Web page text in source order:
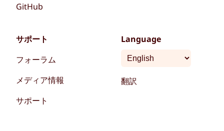
GitHub
サポート
フォーラム
メディア情報
サポート
Language
翻訳